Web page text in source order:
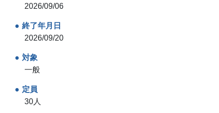
2026/09/06
終了年月日
2026/09/20
対象
一般
定員
30人